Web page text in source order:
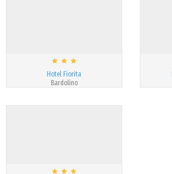
Hotel Fiorita
Bardolino